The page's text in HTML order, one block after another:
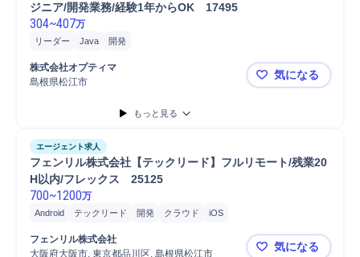
ジニア/開発業務/経験1年からOK　17495
304~407万
リーダー Java 開発
株式会社オプティマ
島根県松江市
株式会社オ
気になる
もっと見る
エージェント求人
フェンリル株式会社【テックリード】フルリモート/残業20
H以内/フレックス　25125
700~1200万
Android テックリード 開発 クラウド iOS
フェンリル株式会社
大阪府大阪市, 東京都品川区, 島根県松江市
気になる